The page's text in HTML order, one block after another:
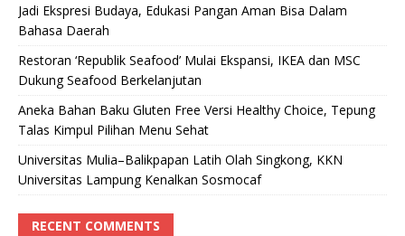
Jadi Ekspresi Budaya, Edukasi Pangan Aman Bisa Dalam
Bahasa Daerah
Restoran ‘Republik Seafood’ Mulai Ekspansi, IKEA dan MSC
Dukung Seafood Berkelanjutan
Aneka Bahan Baku Gluten Free Versi Healthy Choice, Tepung
Talas Kimpul Pilihan Menu Sehat
Universitas Mulia–Balikpapan Latih Olah Singkong, KKN
Universitas Lampung Kenalkan Sosmocaf
RECENT COMMENTS